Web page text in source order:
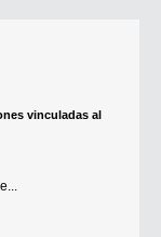
vinculadas al